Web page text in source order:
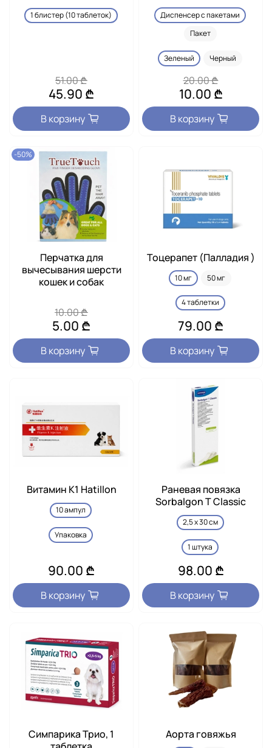
1 блистер (10 таблеток)
51.00 ₾
45.90 ₾
В корзину
Диспенсер с пакетами
Пакет
Зеленый Черный
20.00 ₾
10.00 ₾
В корзину
-50%
Перчатка для
вычесывания шерсти
кошек и собак
10.00 ₾
5.00 ₾
В корзину
Тоцерапет (Палладия )
10 мг 50 мг
4 таблетки
79.00 ₾
В корзину
Витамин К1 Hatillon
10 ампул
Упаковка
90.00 ₾
В корзину
Раневая повязка
Sorbalgon T Classic
2,5 x 30 см
1 штука
98.00 ₾
В корзину
Симпарика Трио, 1
Аорта говяжья